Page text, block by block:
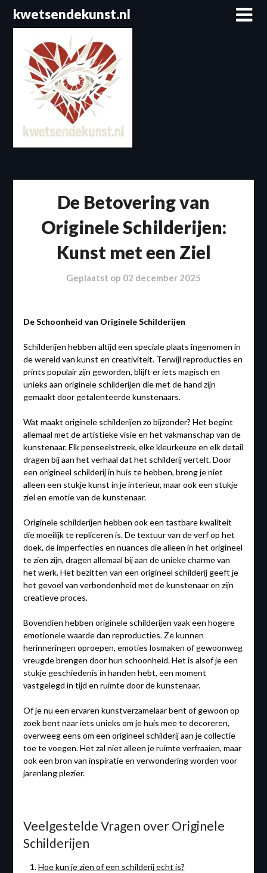
Spring
naar
inhoud
kwetsendekunst.nl
De Betovering van
Originele Schilderijen:
Kunst met een Ziel
Geplaatst op 02 december 2025
De Schoonheid van Originele Schilderijen
Schilderijen hebben altijd een speciale plaats ingenomen in
de wereld van kunst en creativiteit. Terwijl reproducties en
prints populair zijn geworden, blijft er iets magisch en
unieks aan originele schilderijen die met de hand zijn
gemaakt door getalenteerde kunstenaars.
Wat maakt originele schilderijen zo bijzonder? Het begint
allemaal met de artistieke visie en het vakmanschap van de
kunstenaar. Elk penseelstreek, elke kleurkeuze en elk detail
dragen bij aan het verhaal dat het schilderij vertelt. Door
een origineel schilderij in huis te hebben, breng je niet
alleen een stukje kunst in je interieur, maar ook een stukje
ziel en emotie van de kunstenaar.
Originele schilderijen hebben ook een tastbare kwaliteit
die moeilijk te repliceren is. De textuur van de verf op het
doek, de imperfecties en nuances die alleen in het origineel
te zien zijn, dragen allemaal bij aan de unieke charme van
het werk. Het bezitten van een origineel schilderij geeft je
het gevoel van verbondenheid met de kunstenaar en zijn
creatieve proces.
Bovendien hebben originele schilderijen vaak een hogere
emotionele waarde dan reproducties. Ze kunnen
herinneringen oproepen, emoties losmaken of gewoonweg
vreugde brengen door hun schoonheid. Het is alsof je een
stukje geschiedenis in handen hebt, een moment
vastgelegd in tijd en ruimte door de kunstenaar.
Of je nu een ervaren kunstverzamelaar bent of gewoon op
zoek bent naar iets unieks om je huis mee te decoreren,
overweeg eens om een origineel schilderij aan je collectie
toe te voegen. Het zal niet alleen je ruimte verfraaien, maar
ook een bron van inspiratie en verwondering worden voor
jarenlang plezier.
Veelgestelde Vragen over Originele
Schilderijen
Hoe kun je zien of een schilderij echt is?